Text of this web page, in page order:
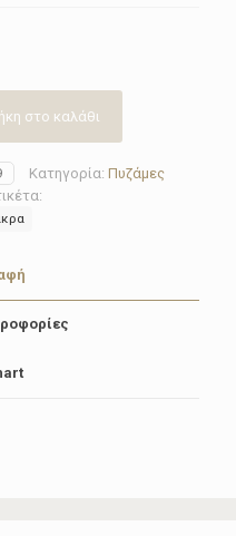
στο καλάθι
Κατηγορία: Πυζάμες